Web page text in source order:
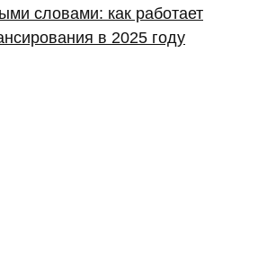
словами: как работает
в 2025 году